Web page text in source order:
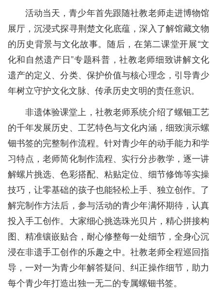
活动当天，青少年首先跟随社教老师走进博物馆
展厅，沉浸式探寻荆楚文化底蕴，深入了解馆藏文物
的历史背景与文化故事。随后，在第二课堂开展“文
化和自然遗产日”专题科普，社教老师细致讲解文化
遗产的定义、分类、保护价值与核心理念，引导青少
年树立守护文化文脉、传承历史文明的责任意识。
非遗体验课堂上，社教老师系统介绍了螺钿工艺
的千年发展历史、工艺特色与文化内涵，细致演示螺
钿书签的完整制作流程。针对青少年的动手能力和学
习特点，老师简化制作流程、实行分步教学，逐一讲
解螺片挑选、色彩搭配、粘贴定位、细节修饰等实操
技巧，让零基础的孩子也能轻松上手、独立创作。了
解完制作方法后，参与活动的青少年满怀期待，认真
投入手工创作。大家细心挑选珠光贝片，精心拼接构
图、精准镶嵌贴合，耐心修整每一处细节，全身心沉
浸在非遗手工创作的乐趣之中。社教老师全程巡回指
导，一对一为青少年解答疑问、纠正操作细节，助力
每个青少年打造出独一无二的专属螺钿书签。